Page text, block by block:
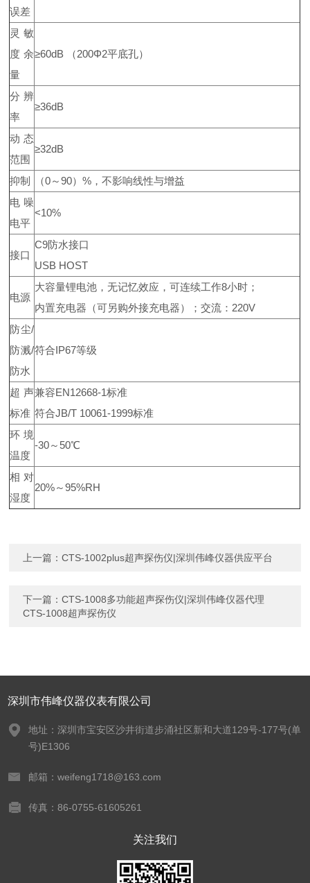
误差
灵敏
度余
量
≥60dB （200Φ2平底孔）
分辨
率
≥36dB
动态
范围
≥32dB
抑制
（0～90）%，不影响线性与增益
电噪
电平
<10%
接口
C9防水接口
USB HOST
电源
大容量锂电池，无记忆效应，可连续工作8小时；
内置充电器（可另购外接充电器）；交流：220V
防尘/
防溅/
防水
符合IP67等级
超声
标准
兼容EN12668-1标准
符合JB/T 10061-1999标准
环境
温度
-30～ 50℃
相对
湿度
20%～95%RH
上一篇：CTS-1002plus超声探伤仪|深圳伟峰仪器供应平台
下一篇：CTS-1008多功能超声探伤仪|深圳伟峰仪器代理
CTS-1008超声探伤仪
深圳市伟峰仪器仪表有限公司
地址：深圳市宝安区沙井街道步涌社区新和大道129号-177号(单
号)E1306
邮箱：weifeng1718@163.com
传真：86-0755-61605261
关注我们